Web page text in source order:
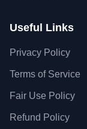
Useful Links
Privacy Policy
Terms of Service
Fair Use Policy
Refund Policy